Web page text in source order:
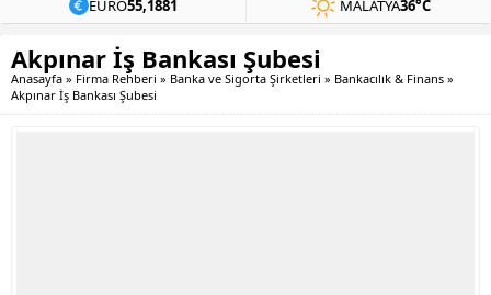
EURO55,1881 MALATYA36°C
Akpınar İş Bankası Şubesi
Anasayfa » Firma Rehberi » Banka ve Sigorta Şirketleri » Bankacılık & Finans »
Akpınar İş Bankası Şubesi